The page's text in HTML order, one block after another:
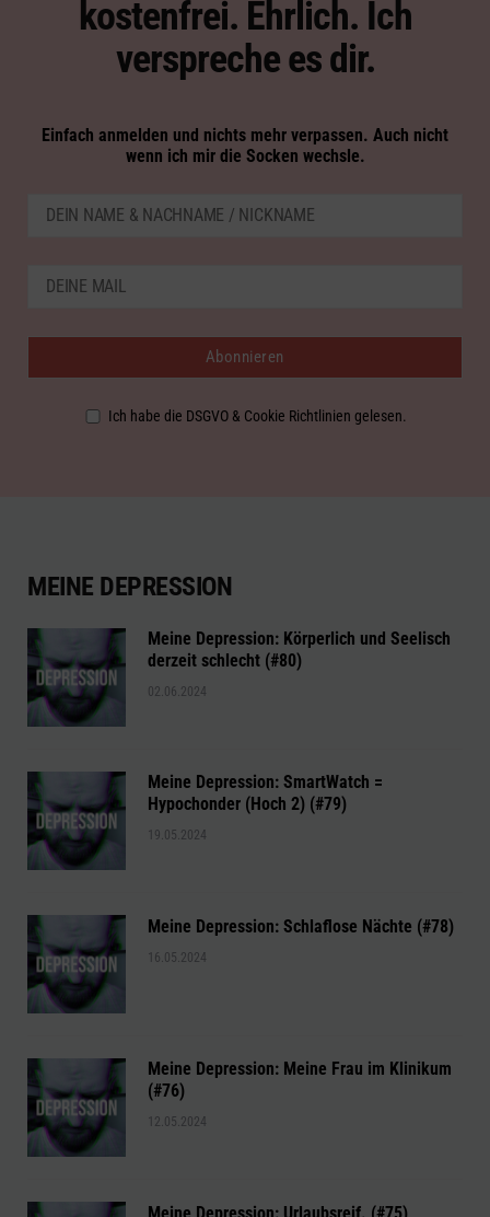
kostenfrei. Ehrlich. Ich
verspreche es dir.
Einfach anmelden und nichts mehr verpassen. Auch nicht
wenn ich mir die Socken wechsle.
Ich habe die DSGVO & Cookie Richtlinien gelesen.
MEINE DEPRESSION
Meine Depression: Körperlich und Seelisch
derzeit schlecht (#80)
02.06.2024
Meine Depression: SmartWatch =
Hypochonder (Hoch 2) (#79)
19.05.2024
Meine Depression: Schlaflose Nächte (#78)
16.05.2024
Meine Depression: Meine Frau im Klinikum
(#76)
12.05.2024